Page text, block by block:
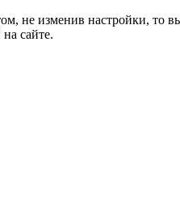
не изменив настройки, то
сайте.